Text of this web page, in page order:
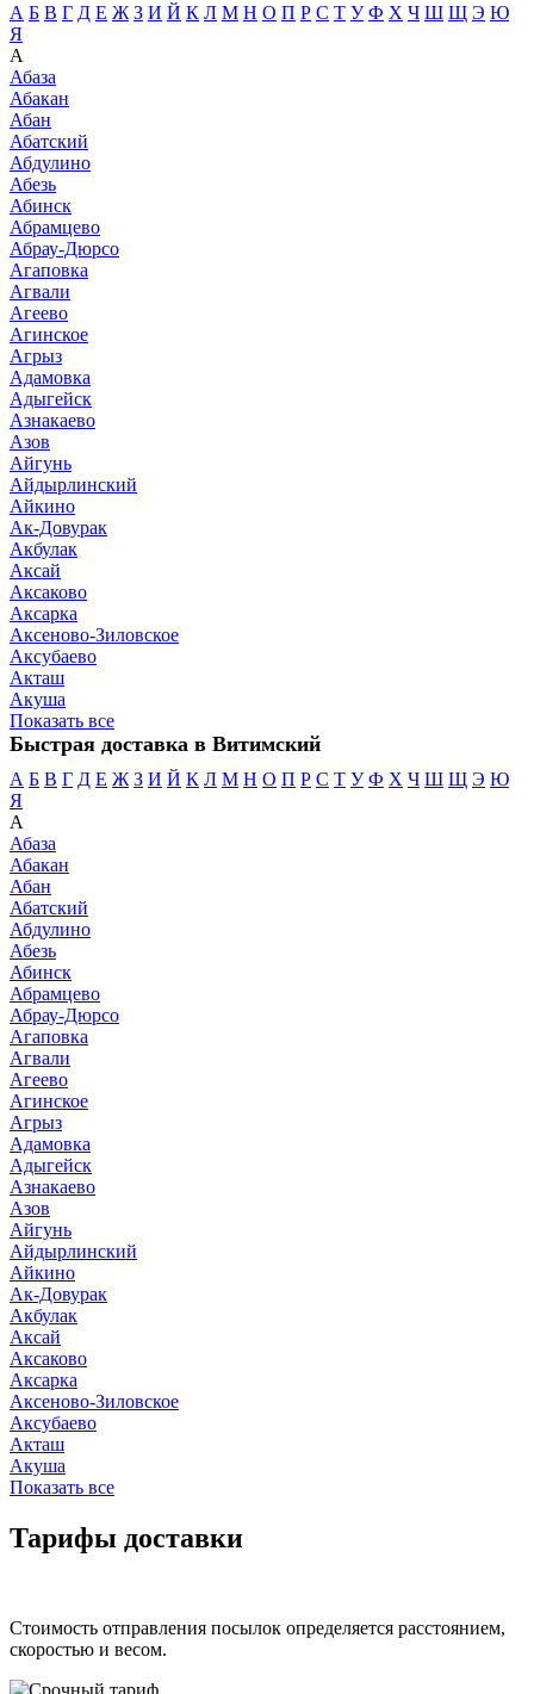
А Б В Г Д Е Ж З И Й К Л М Н О П Р С Т У Ф Х Ч Ш Щ Э Ю
Я
А
Абаза
Абакан
Абан
Абатский
Абдулино
Абезь
Абинск
Абрамцево
Абрау-Дюрсо
Агаповка
Агвали
Агеево
Агинское
Агрыз
Адамовка
Адыгейск
Азнакаево
Азов
Айгунь
Айдырлинский
Айкино
Ак-Довурак
Акбулак
Аксай
Аксаково
Аксарка
Аксеново-Зиловское
Аксубаево
Акташ
Акуша
Показать все
Быстрая доставка в Витимский
А Б В Г Д Е Ж З И Й К Л М Н О П Р С Т У Ф Х Ч Ш Щ Э Ю
Я
А
Абаза
Абакан
Абан
Абатский
Абдулино
Абезь
Абинск
Абрамцево
Абрау-Дюрсо
Агаповка
Агвали
Агеево
Агинское
Агрыз
Адамовка
Адыгейск
Азнакаево
Азов
Айгунь
Айдырлинский
Айкино
Ак-Довурак
Акбулак
Аксай
Аксаково
Аксарка
Аксеново-Зиловское
Аксубаево
Акташ
Акуша
Показать все
Тарифы доставки
Стоимость отправления посылок определяется расстоянием,
скоростью и весом.